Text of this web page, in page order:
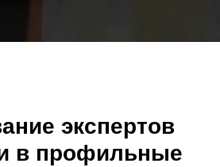
экспертов
в профильные